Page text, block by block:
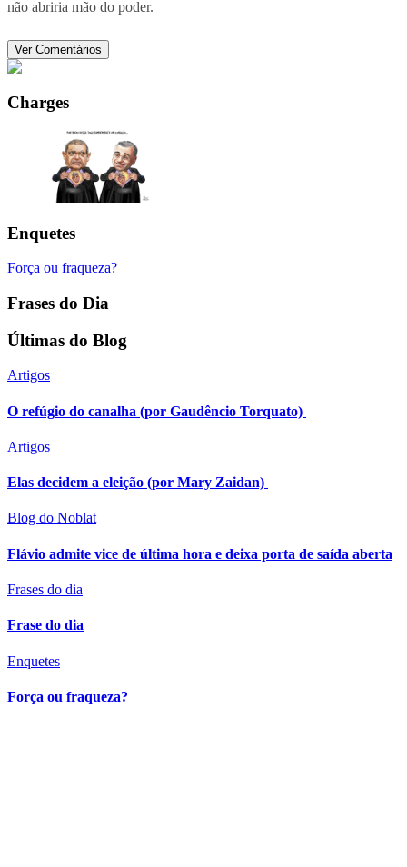
não abriria mão do poder.
Ver Comentários
Charges
Enquetes
Força ou fraqueza?
Frases do Dia
Últimas do Blog
Artigos
O refúgio do canalha (por Gaudêncio Torquato)
Artigos
Elas decidem a eleição (por Mary Zaidan)
Blog do Noblat
Flávio admite vice de última hora e deixa porta de saída aberta
Frases do dia
Frase do dia
Enquetes
Força ou fraqueza?